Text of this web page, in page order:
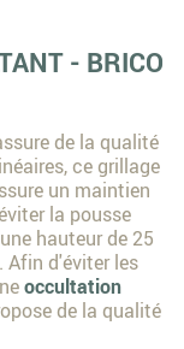
- BRICO
de la qualité
ce grillage
un maintien
la pousse
hauteur de 25
Afin d'éviter les
occultation
de la qualité